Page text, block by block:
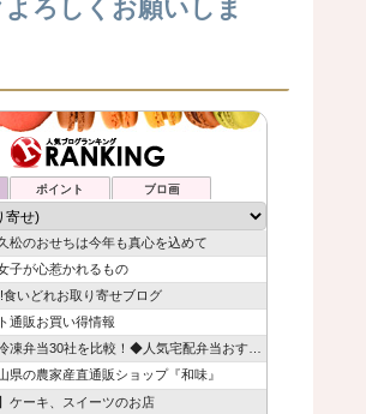
ろしくお願いしま
ポイント ブロ画
松のおせちは今年も真心を込めて
子が心惹かれるもの
食いどれお取り寄せブログ
通販お買い得情報
弁当30社を比較！◆人気宅配弁当おすすめランキング
県の農家産直通販ショップ『和味』
】ケーキ、スイーツのお店